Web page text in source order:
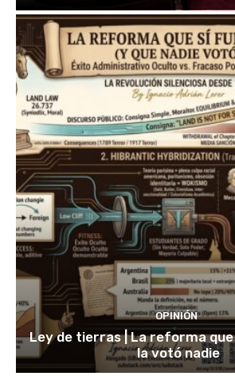
OPINIÓN
Ley de tierras | La reforma
la votó nadie